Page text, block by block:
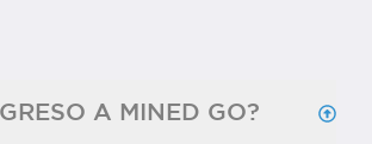
A MINED GO?